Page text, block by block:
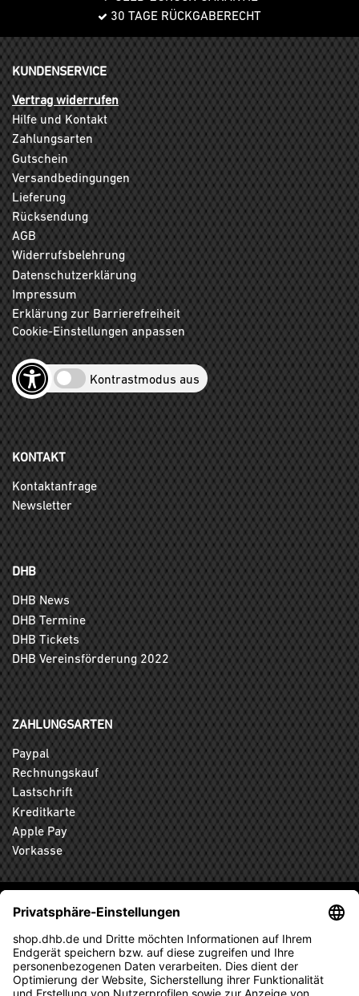
30 TAGE RÜCKGABERECHT
KUNDENSERVICE
Vertrag widerrufen
Hilfe und Kontakt
Zahlungsarten
Gutschein
Versandbedingungen
Lieferung
Rücksendung
AGB
Widerrufsbelehrung
Datenschutzerklärung
Impressum
Erklärung zur Barrierefreiheit
Cookie-Einstellungen anpassen
Kontrastmodus aus
KONTAKT
Kontaktanfrage
Newsletter
DHB
DHB News
DHB Termine
DHB Tickets
DHB Vereinsförderung 2022
ZAHLUNGSARTEN
Paypal
Rechnungskauf
Lastschrift
Kreditkarte
Apple Pay
Vorkasse
ABONNIEREN SIE DEN KOSTENLOSEN DHB-FANSHOP
NEWSLETTER UND VERPASSEN SIE KEINE NEUIGKEIT ODER
AKTION MEHR.
ANMELDEN